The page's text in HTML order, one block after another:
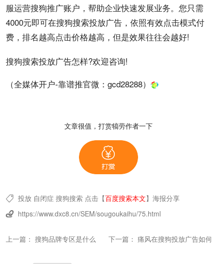
服运营搜狗推广账户 ，帮助企业快速发展业务。您只需
4000元即可在搜狗搜索投放广告，依照有效点击模式付
费， 排名越高点击价格越高，但是效果往往会越好!
搜狗搜索投放广告怎样?欢迎咨询!
（全媒体开户-靠谱推官微： gcd28288）
文章很值，打赏犒劳作者一下
 投放 自闭症 搜狗搜索点击【百度搜索本文】 海报分享
 https://www.dxc8.cn/SEM/sougoukaihu/75.html
上一篇： 搜狗品牌专区是什么 下一篇： 痛风在搜狗投放广告如何